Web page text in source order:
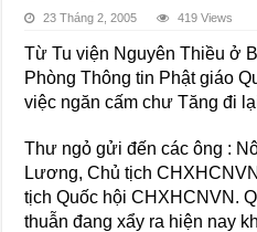
23 Tháng 2, 2005 419 Views
Từ Tu viện Nguyên Thiều ở
Phòng Thông tin Phật giáo
việc ngăn cấm chư Tăng đi
Thư ngỏ gửi đến các ông :
Lương, Chủ tịch
tịch Quốc hội CHXHCNVN.
thuẫn đang xẩy ra hiện nay